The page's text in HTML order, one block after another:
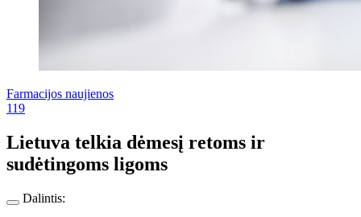
Farmacijos naujienos
119
Lietuva telkia dėmesį retoms ir
sudėtingoms ligoms
Dalintis: